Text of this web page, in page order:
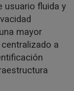
usuario fluida y
mayor
a